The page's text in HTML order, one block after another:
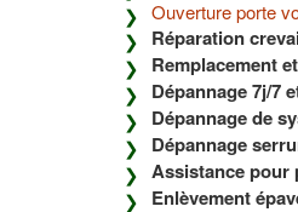
Ouverture porte
Réparation
Remplacement
Dépannage 7j/7
Dépannage de
Dépannage
Assistance pour
Enlèvement